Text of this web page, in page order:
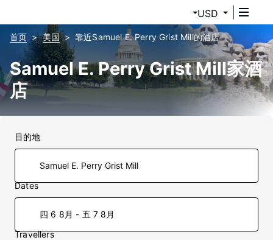
USD
首页 美国 靠近Samuel E. Perry Grist Mill的酒店
Samuel E. Perry Grist Mill家酒
店
目的地
Dates
四 6 8月 - 五 7 8月
Travellers